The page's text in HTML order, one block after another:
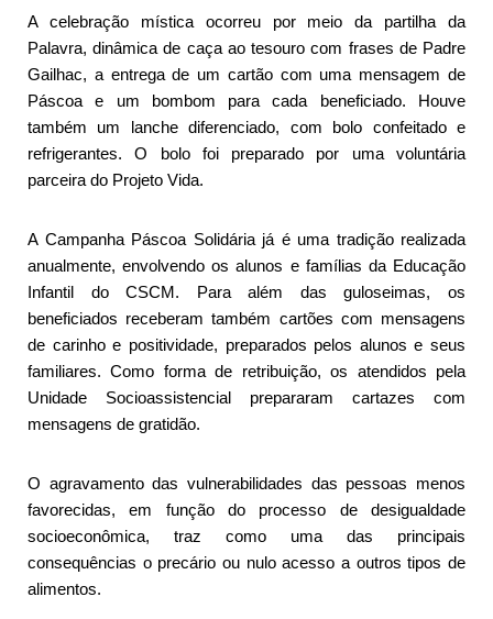
A celebração mística ocorreu por meio da partilha da
Palavra, dinâmica de caça ao tesouro com frases de Padre
Gailhac, a entrega de um cartão com uma mensagem de
Páscoa e um bombom para cada beneficiado. Houve
também um lanche diferenciado, com bolo confeitado e
refrigerantes. O bolo foi preparado por uma voluntária
parceira do Projeto Vida.
A Campanha Páscoa Solidária já é uma tradição realizada
anualmente, envolvendo os alunos e famílias da Educação
Infantil do CSCM. Para além das guloseimas, os
beneficiados receberam também cartões com mensagens
de carinho e positividade, preparados pelos alunos e seus
familiares. Como forma de retribuição, os atendidos pela
Unidade Socioassistencial prepararam cartazes com
mensagens de gratidão.
O agravamento das vulnerabilidades das pessoas menos
favorecidas, em função do processo de desigualdade
socioeconômica, traz como uma das principais
consequências o precário ou nulo acesso a outros tipos de
alimentos.